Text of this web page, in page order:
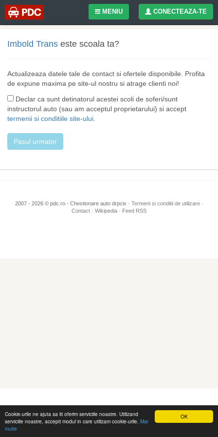
OK
Cookie-urile ne ajuta sa iti oferim serviciile noastre. Utilizand
serviciile noastre, accepti modul in care utilizam cookie-urile. Mai
multe
CONECTEAZA-TE
MENIU
Imbold Trans este scoala ta?
Actualizeaza datele tale de contact si ofertele disponibile. Profita
de expune maxima pe site-ul nostru si atrage clienti noi!
Declar ca sunt detinatorul acestei scoli de soferi/sunt
instructorul auto (sau am acceptul proprietarului) si accept
termenii si conditiile site-ului
Pasul urmator
2007 - 2026 © pdc.ro - Chestionare auto drpciv · Termeni si conditii de utilizare·
Contact · Wikipedia · Feed RSS